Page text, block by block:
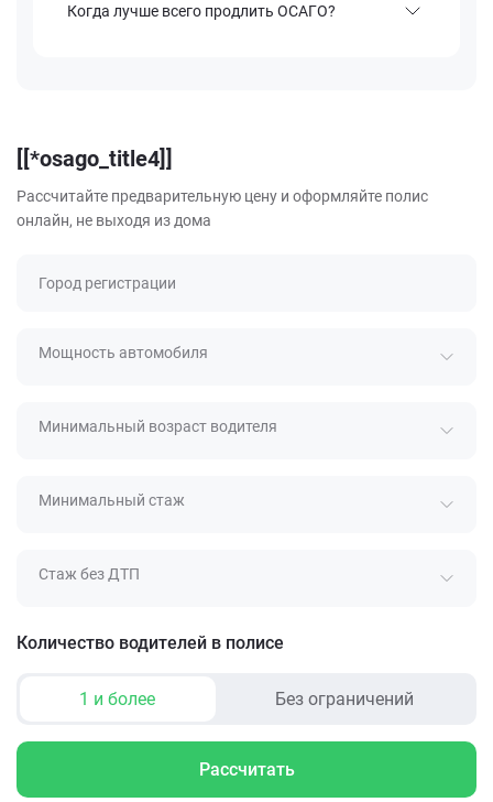
Когда лучше всего продлить ОСАГО?
[[*osago_title4]]
Рассчитайте предварительную цену и оформляйте полис
онлайн, не выходя из дома
Город регистрации
Мощность автомобиля
Минимальный возраст водителя
Минимальный стаж
Стаж без ДТП
Количество водителей в полисе
1 и более Без ограничений
Рассчитать